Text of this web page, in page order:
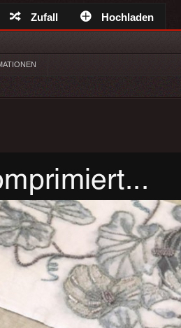
Zufall Hochladen